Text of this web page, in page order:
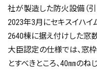
社が製造した防火設備（引
2023年3月にセキスイハ
2640棟に据え付けした窓
大臣認定の仕様では、窓
とすべきところ、40㎜のね